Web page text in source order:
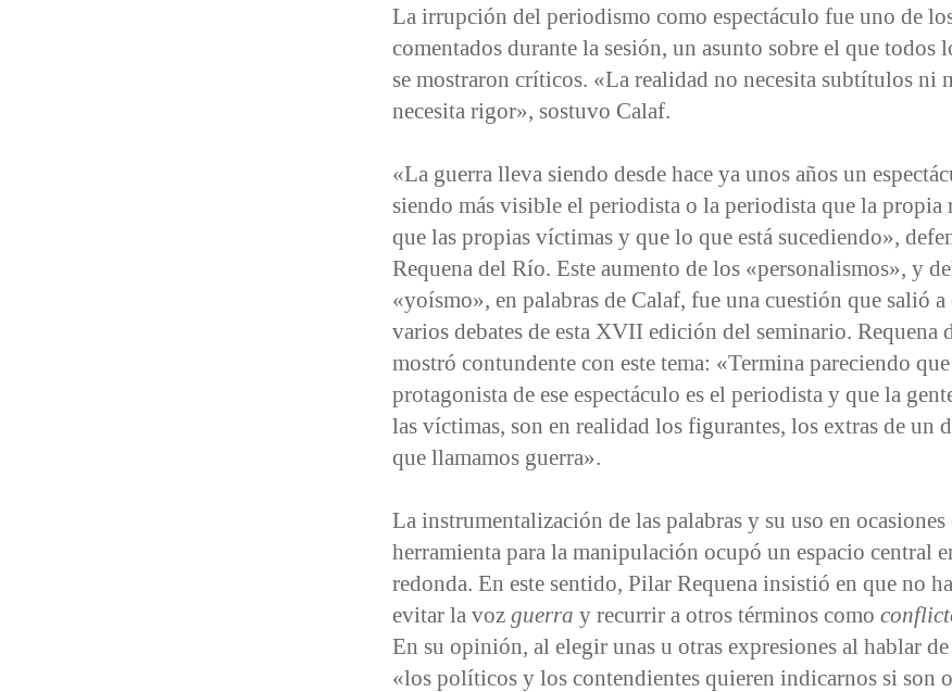
La irrupción del periodismo como espectáculo fue uno de
comentados durante la sesión, un asunto sobre el que todos
se mostraron críticos. «La realidad no necesita subtítulos ni
necesita rigor», sostuvo Calaf.
«La guerra lleva siendo desde hace ya unos años un
siendo más visible el periodista o la periodista que la propia
que las propias víctimas y que lo que está sucediendo»,
Requena del Río. Este aumento de los «personalismos», y
«yoísmo», en palabras de Calaf, fue una cuestión que salió
varios debates de esta XVII edición del seminario. Requena
mostró contundente con este tema: «Termina pareciendo
protagonista de ese espectáculo es el periodista y que la
las víctimas, son en realidad los figurantes, los extras de un
que llamamos guerra».
La instrumentalización de las palabras y su uso en ocasiones
herramienta para la manipulación ocupó un espacio central
redonda. En este sentido, Pilar Requena insistió en que no
evitar la voz guerra y recurrir a otros términos como
En su opinión, al elegir unas u otras expresiones al hablar de
«los políticos y los contendientes quieren indicarnos si son